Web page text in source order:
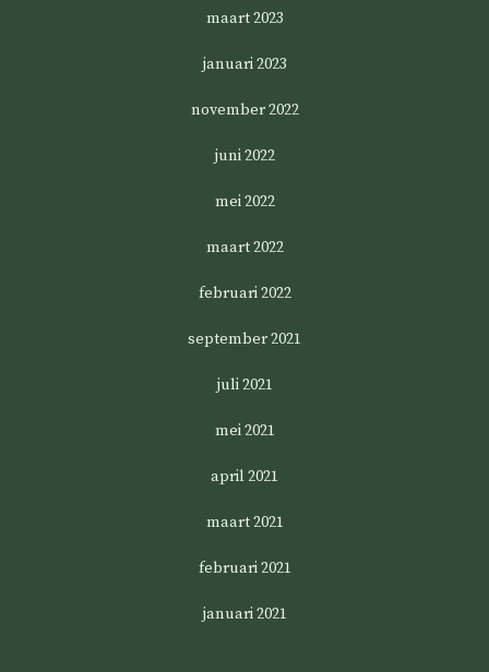
maart 2023
januari 2023
november 2022
juni 2022
mei 2022
maart 2022
februari 2022
september 2021
juli 2021
mei 2021
april 2021
maart 2021
februari 2021
januari 2021